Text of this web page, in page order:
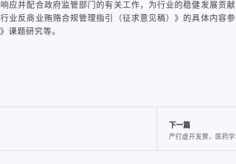
应并配合政府监管部门的有关工作，为行业的稳健发展贡
业反商业贿赂合规管理指引（征求意见稿）》的具体内容
课题研究等。
下一篇
严打虚开发票，医药